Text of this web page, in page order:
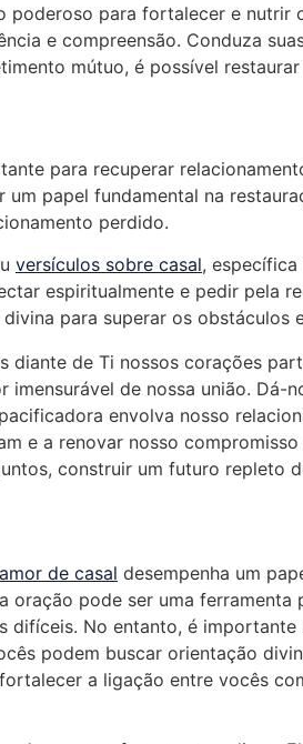
poderoso para fortalecer e
e compreensão. Conduza
mútuo, é possível
para recuperar
papel fundamental na
perdido.
versículos sobre casal,
espiritualmente e pedir pela
para superar os
diante de Ti nossos corações
de nossa união. Dá-
envolva nosso
e a renovar nosso
construir um futuro repleto
de casal desempenha um
oração pode ser uma
difíceis. No entanto, é
podem buscar orientação
a ligação entre vocês